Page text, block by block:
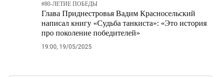
#80-ЛЕТИЕ ПОБЕДЫ
Глава Приднестровья Вадим Красносельский
написал книгу «Судьба танкиста»: «Это история
про поколение победителей»
19:00, 19/05/2025